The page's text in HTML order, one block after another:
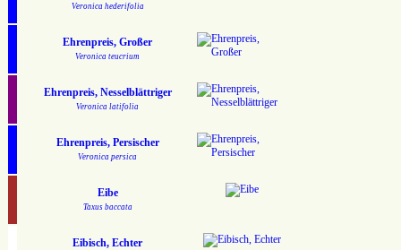
Veronica hederifolia
Ehrenpreis, Großer
Veronica teucrium
Ehrenpreis, Nesselblättriger
Veronica latifolia
Ehrenpreis, Persischer
Veronica persica
Eibe
Taxus baccata
Eibisch, Echter